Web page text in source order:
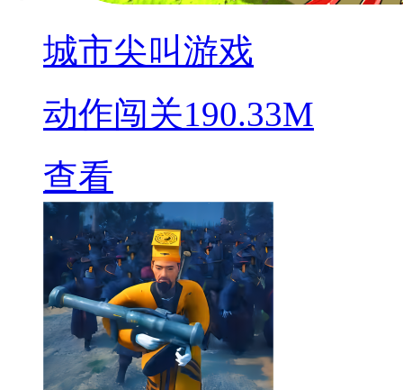
城市尖叫游戏
动作闯关190.33M
查看